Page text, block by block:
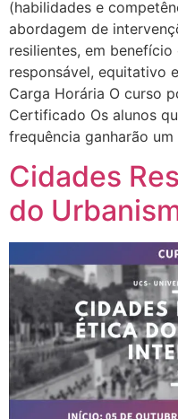
(habilidades e
abordagem de
resilientes, em
responsável, equitativo
Carga Horária O curso
Certificado Os alunos
frequência ganharão
Cidades
do